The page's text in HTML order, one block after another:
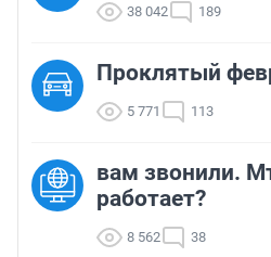
38 042 189
Проклятый
5 771 113
вам звонили.
работает?
8 562 38